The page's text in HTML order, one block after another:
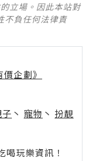
立場。因此本站對
不負任何法律責
企劃》
丶 寵物 丶 扮靚
玩樂資訊！